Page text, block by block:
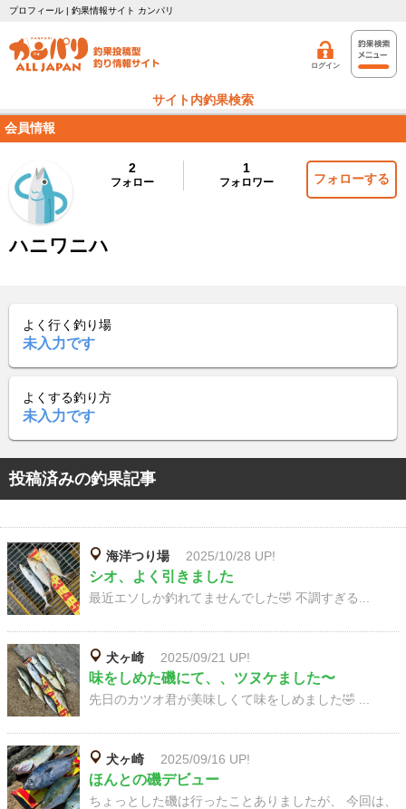
プロフィール | 釣果情報サイト カンパリ
ログイン
サイト内釣果検索
会員情報
2
フォロー
1
フォロワー フォローする
ハニワニハ
よく行く釣り場
未入力です
よくする釣り方
未入力です
投稿済みの釣果記事
海洋つり場 2025/10/28 UP!
シオ、よく引きました
最近エソしか釣れてませんでした🤣 不調すぎる...
犬ヶ崎 2025/09/21 UP!
味をしめた磯にて、、ツヌケました〜
先日のカツオ君が美味しくて味をしめました🤣 ...
犬ヶ崎 2025/09/16 UP!
ほんとの磯デビュー
ちょっとした磯は行ったことありましたが、 今回は、